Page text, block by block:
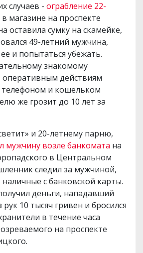
случаев - ограбление 22-
в магазине на проспекте
оставила сумку на скамейке,
49-летний мужчина,
и попытаться убежать.
знакомому
действиям
телефоном и кошельком
же грозит до 10 лет за
и 20-летнему парню,
мужчину возле банкомата на
в Центральном
следил за мужчиной,
с банковской карты.
деньги, нападавший
10 тысяч гривен и бросился
в течение часа
на проспекте